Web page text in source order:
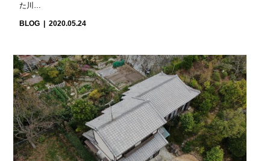
た川…
BLOG 2020.05.24